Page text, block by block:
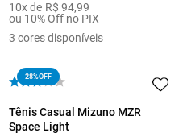
10x de R$ 94,99
ou 10% Off no PIX
3 cores disponíveis
28%OFF
Tênis Casual Mizuno MZR
Space Light